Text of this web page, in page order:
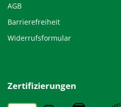
AGB
Barrierefreiheit
Widerrufsformular
Zertifizierungen